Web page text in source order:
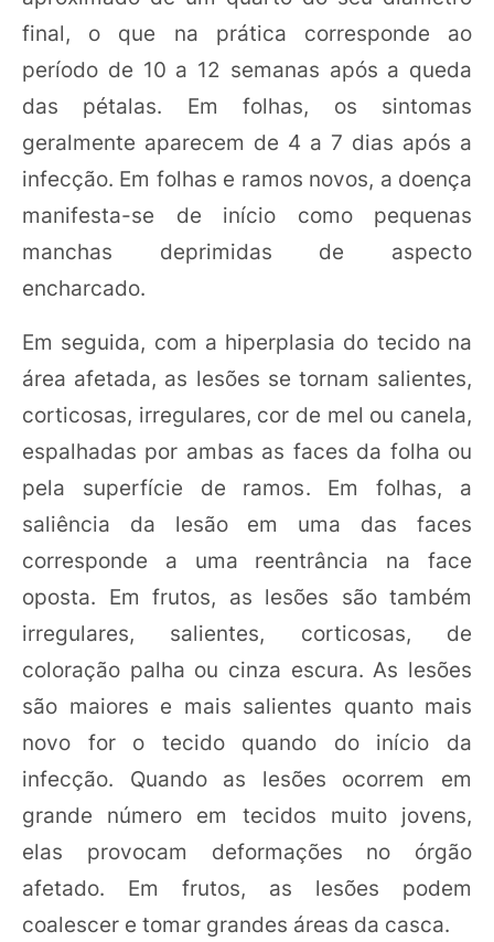
final, o que na prática corresponde ao
período de 10 a 12 semanas após a queda
das pétalas. Em folhas, os sintomas
geralmente aparecem de 4 a 7 dias após a
infecção. Em folhas e ramos novos, a doença
manifesta-se de início como pequenas
manchas deprimidas de aspecto
encharcado.
Em seguida, com a hiperplasia do tecido na
área afetada, as lesões se tornam salientes,
corticosas, irregulares, cor de mel ou canela,
espalhadas por ambas as faces da folha ou
pela superfície de ramos. Em folhas, a
saliência da lesão em uma das faces
corresponde a uma reentrância na face
oposta. Em frutos, as lesões são também
irregulares, salientes, corticosas, de
coloração palha ou cinza escura. As lesões
são maiores e mais salientes quanto mais
novo for o tecido quando do início da
infecção. Quando as lesões ocorrem em
grande número em tecidos muito jovens,
elas provocam deformações no órgão
afetado. Em frutos, as lesões podem
coalescer e tomar grandes áreas da casca.